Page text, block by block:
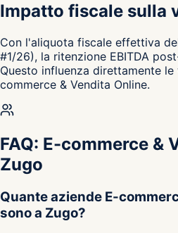
Impatto fiscale sulla
Con l'aliquota fiscale effettiva
#1/26), la ritenzione EBITDA
Questo influenza direttamente
commerce & Vendita Online.
FAQ: E-commerce &
Zugo
Quante aziende E-
sono a Zugo?